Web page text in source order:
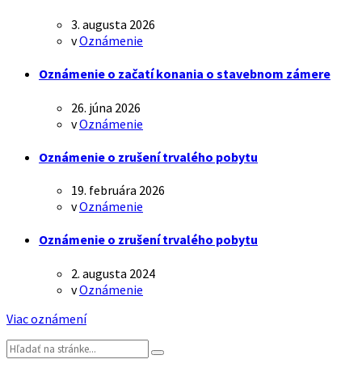
3. augusta 2026
vOznámenie
Oznámenie o začatí konania o stavebnom zámere
26. júna 2026
vOznámenie
Oznámenie o zrušení trvalého pobytu
19. februára 2026
vOznámenie
Oznámenie o zrušení trvalého pobytu
2. augusta 2024
vOznámenie
Viac oznámení
Vyhľadávanie: